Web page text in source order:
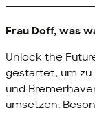
Frau Doff, was
Unlock the
gestartet, um zu
und
umsetzen.